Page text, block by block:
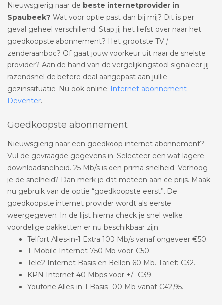
Nieuwsgierig naar de beste internetprovider in
Spaubeek? Wat voor optie past dan bij mij? Dit is per
geval geheel verschillend. Stap jij het liefst over naar het
goedkoopste abonnement? Het grootste TV /
zenderaanbod? Of gaat jouw voorkeur uit naar de snelste
provider? Aan de hand van de vergelijkingstool signaleer jij
razendsnel de betere deal aangepast aan jullie
gezinssituatie. Nu ook online: Internet abonnement
Deventer.
Goedkoopste abonnement
Nieuwsgierig naar een goedkoop internet abonnement?
Vul de gevraagde gegevens in. Selecteer een wat lagere
downloadsnelheid. 25 Mb/s is een prima snelheid. Verhoog
je de snelheid? Dan merk je dat meteen aan de prijs. Maak
nu gebruik van de optie “goedkoopste eerst”. De
goedkoopste internet provider wordt als eerste
weergegeven. In de lijst hierna check je snel welke
voordelige pakketten er nu beschikbaar zijn.
Telfort Alles-in-1 Extra 100 Mb/s vanaf ongeveer €50.
T-Mobile Internet 750 Mb voor €50.
Tele2 Internet Basis en Bellen 60 Mb. Tarief: €32.
KPN Internet 40 Mbps voor +/- €39.
Youfone Alles-in-1 Basis 100 Mb vanaf €42,95.